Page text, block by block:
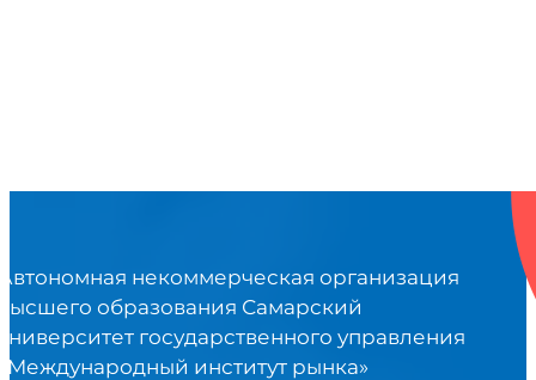
некоммерческая организация
образования Самарский
государственного управления
институт рынка»